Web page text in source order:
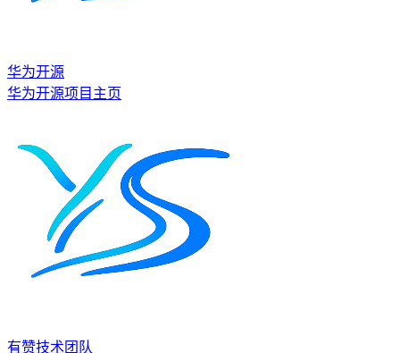
华为开源
华为开源项目主页
有赞技术团队